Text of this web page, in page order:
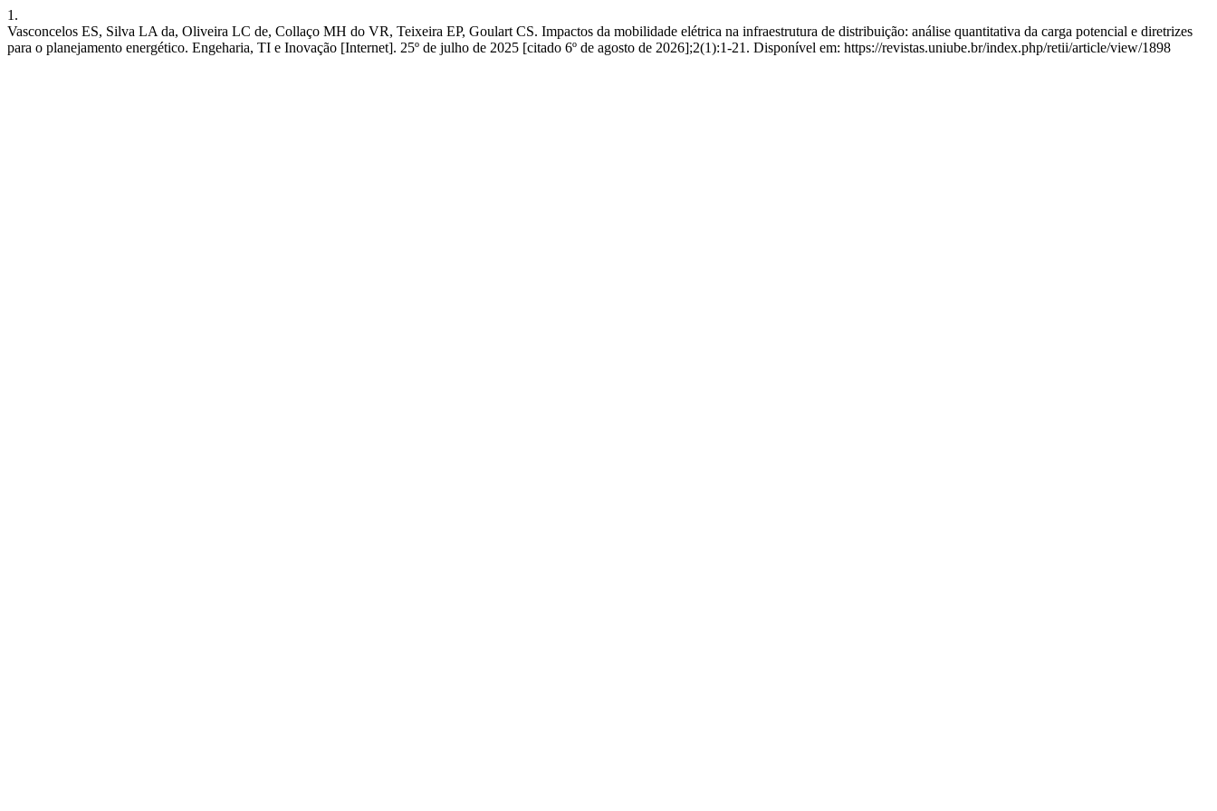
1.
Vasconcelos ES, Silva LA da, Oliveira LC de, Collaço MH do VR, Teixeira EP, Goulart CS. Impactos da mobilidade elétrica na infraestrutura de distribuição: análise quantitativa da carga potencial e diretrizes
para o planejamento energético. Engeharia, TI e Inovação [Internet]. 25º de julho de 2025 [citado 6º de agosto de 2026];2(1):1-21. Disponível em: https://revistas.uniube.br/index.php/retii/article/view/1898